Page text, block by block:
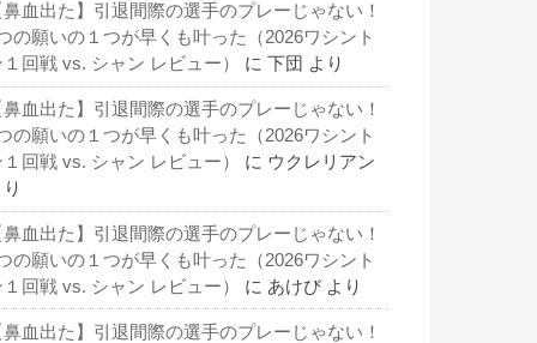
鼻血出た】引退間際の選手のプレーじゃない！
の願いの１つが早くも叶った（2026ワシント
１回戦 vs. シャン レビュー）
に 下団 より
鼻血出た】引退間際の選手のプレーじゃない！
の願いの１つが早くも叶った（2026ワシント
１回戦 vs. シャン レビュー）
に ウクレリアン
鼻血出た】引退間際の選手のプレーじゃない！
の願いの１つが早くも叶った（2026ワシント
１回戦 vs. シャン レビュー）
に あけび より
鼻血出た】引退間際の選手のプレーじゃない！